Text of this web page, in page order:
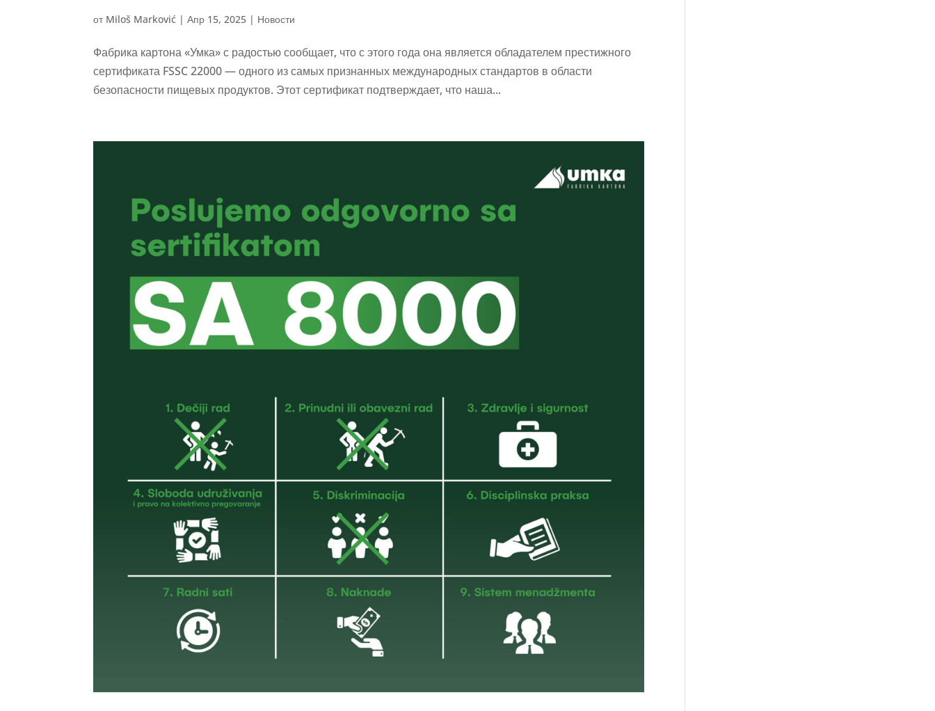
от Miloš Marković |Апр 15, 2025 | Новости
Фабрика картона «Умка» с радостью сообщает, что с этого года она является обладателем престижного
сертификата FSSC 22000 — одного из самых признанных международных стандартов в области
безопасности пищевых продуктов. Этот сертификат подтверждает, что наша...